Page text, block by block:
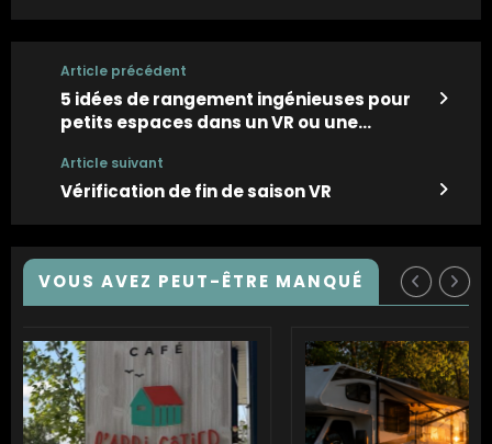
Article précédent
5 idées de rangement ingénieuses pour
petits espaces dans un VR ou une
Article suivant
Vérification de fin de saison VR
VOUS AVEZ PEUT-ÊTRE MANQUÉ